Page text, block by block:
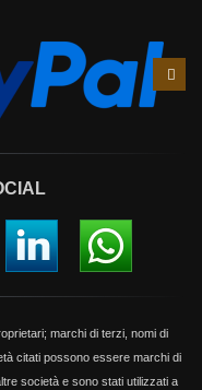
marchi di terzi, nomi di
citati possono essere marchi di
società e sono stati utilizzati a